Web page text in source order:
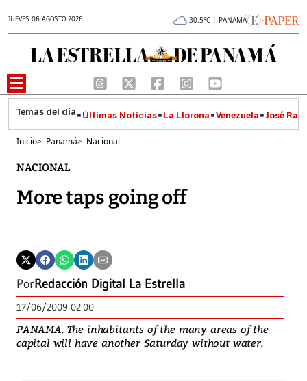
JUEVES 06 AGOSTO 2026 30.5°C | PANAMÁ
Últimas Noticias La Llorona Venezuela José
Inicio> Panamá> Nacional
NACIONAL
More taps going off
PorRedacción Digital La Estrella
17/06/2009 02:00
PANAMA. The inhabitants of the many areas of the
capital will have another Saturday without water.